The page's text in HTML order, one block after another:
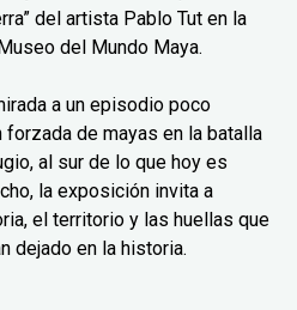
del artista Pablo Tut en la
del Mundo Maya.
a un episodio poco
de mayas en la batalla
al sur de lo que hoy es
la exposición invita a
el territorio y las huellas que
dejado en la historia.